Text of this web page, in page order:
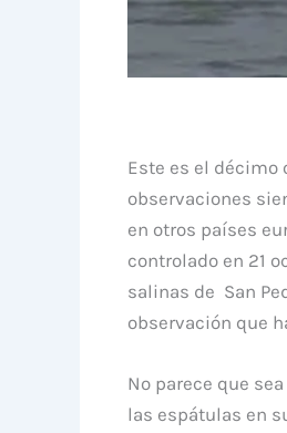
Este es el décimo
observaciones
en otros países
controlado en 21
salinas de San
observación que
No parece que
las espátulas en